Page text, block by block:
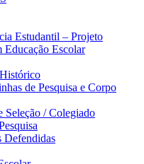
Estudantil – Projeto
Educação Escolar
de Pesquisa e Corpo
Seleção / Colegiado
Defendidas